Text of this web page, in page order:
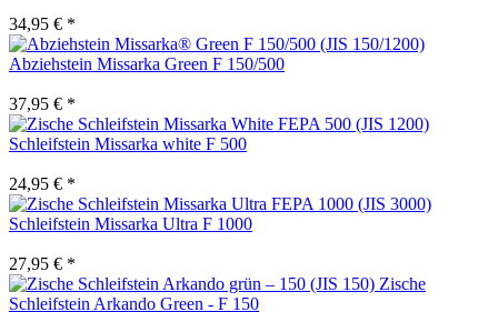
34,95 € *
Abziehstein Missarka Green F 150/500
37,95 € *
Schleifstein Missarka white F 500
24,95 € *
Schleifstein Missarka Ultra F 1000
27,95 € *
Zische
Schleifstein Arkando Green - F 150